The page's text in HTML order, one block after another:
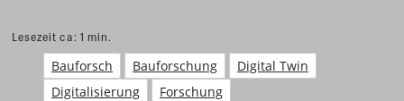
Lesezeit ca: 1 min.
Bauforsch Bauforschung
Digital Twin
Digitalisierung
Forschung